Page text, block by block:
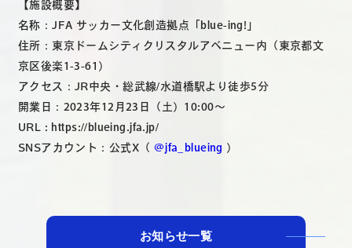
【施設概要】
名称：JFA サッカー文化創造拠点「blue-ing!」
住所：東京ドームシティクリスタルアベニュー内（東京都文
京区後楽1-3-61）
アクセス：JR中央・総武線/水道橋駅より徒歩5分
開業日：2023年12月23日（土）10:00～
URL : https://blueing.jfa.jp/
SNSアカウント：公式X（ @jfa_blueing ）
お知らせ一覧